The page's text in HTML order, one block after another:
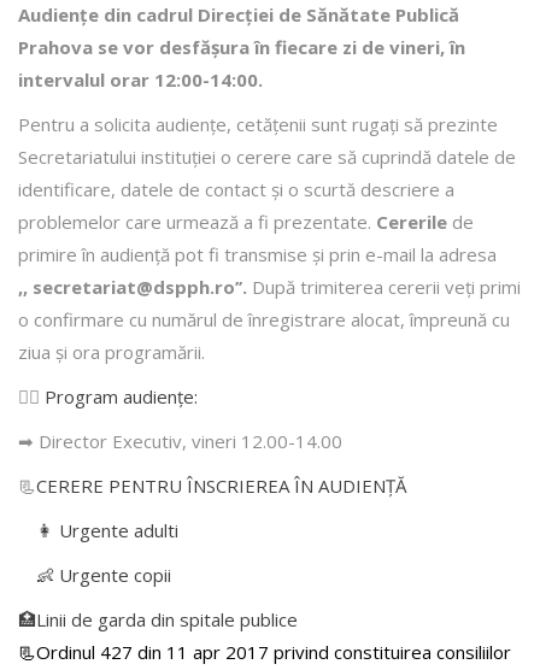
Audiențe din cadrul Direcţiei de Sănătate Publică
Prahova se vor desfăşura în fiecare zi de vineri, în
intervalul orar 12:00-14:00.
Pentru a solicita audienţe, cetăţenii sunt rugaţi să prezinte
Secretariatului instituției o cerere care să cuprindă datele de
identificare, datele de contact şi o scurtă descriere a
problemelor care urmează a fi prezentate. Cererile de
primire în audienţă pot fi transmise şi prin e-mail la adresa
,, secretariat@dspph.ro’’. După trimiterea cererii veţi primi
o confirmare cu numărul de înregistrare alocat, împreună cu
ziua şi ora programării.
👩‍⚕️ Program audiențe:
➡ Director Executiv, vineri 12.00-14.00
📃CERERE PENTRU ÎNSCRIEREA ÎN AUDIENŢĂ
👩 Urgente adulti
👶 Urgente copii
🏥Linii de garda din spitale publice
📃Ordinul 427 din 11 apr 2017 privind constituirea consiliilor